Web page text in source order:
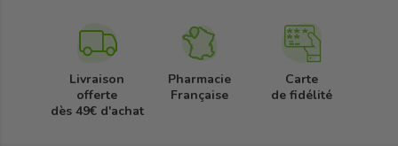
Livraison
offerte
dès 49€ d'achat
Pharmacie
Française
Carte
de fidélité